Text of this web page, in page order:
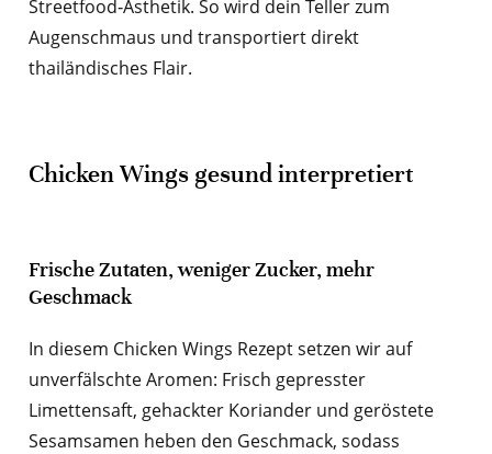
Streetfood‑Ästhetik. So wird dein Teller zum
Augenschmaus und transportiert direkt
thailändisches Flair.
Chicken Wings gesund interpretiert
Frische Zutaten, weniger Zucker, mehr
Geschmack
In diesem Chicken Wings Rezept setzen wir auf
unverfälschte Aromen: Frisch gepresster
Limettensaft, gehackter Koriander und geröstete
Sesamsamen heben den Geschmack, sodass